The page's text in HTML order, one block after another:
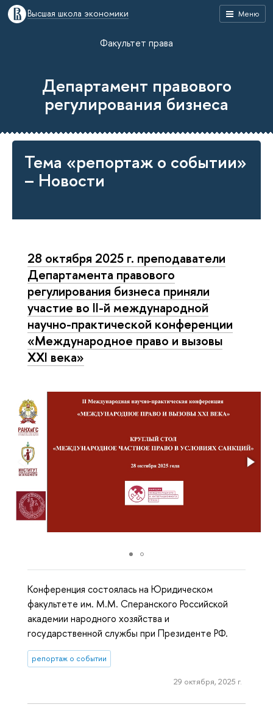
Меню
Высшая школа экономики
Факультет права
Департамент правового
регулирования бизнеса
Тема «репортаж о событии»
– Новости
28 октября 2025 г. преподаватели
Департамента правового
регулирования бизнеса приняли
участие во II-й международной
научно-практической конференции
«Международное право и вызовы
XXI века»
Конференция состоялась на Юридическом
факультете им. М.М. Сперанского Российской
академии народного хозяйства и
государственной службы при Президенте РФ.
репортаж о событии
29 октября, 2025 г.